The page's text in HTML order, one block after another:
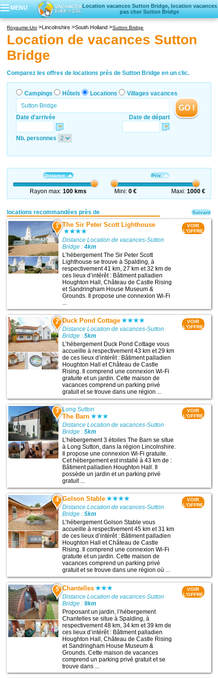
MENU
Location vacances Sutton Bridge, location vacances
pas cher Sutton Bridge
Locations vacances
Royaume-Uni Lincolnshire South Holland Sutton Bridge
Location de vacances Sutton
Bridge
Comparez les offres de locations près de Sutton Bridge en un clic.
Campings Hôtels Locations Villages vacances
Date d'arrivée Date de départ
GO !
Nb. personnes
Distance
Rayon max:100 kms
Prix
Mini:0 € Maxi: 1000 €
locations recommandées près de
1 The Sir Peter Scott Lighthouse
Distance Location de vacances-Sutton
Bridge :4km
L’hébergement The Sir Peter Scott
Lighthouse se trouve à Spalding, à
respectivement 41 km, 27 km et 32 km de
ces lieux d’intérêt : Bâtiment palladien
Houghton Hall, Château de Castle Rising
et Sandringham House Museum &
Grounds. Il propose une connexion Wi-Fi
...
VOIR
L'OFFRE
2 Duck Pond Cottage
Distance Location de vacances-Sutton
Bridge :5km
L’hébergement Duck Pond Cottage vous
accueille à respectivement 43 km et 29 km
de ces lieux d’intérêt : Bâtiment palladien
Houghton Hall et Château de Castle
Rising. Il comprend une connexion Wi-Fi
gratuite et un jardin. Cette maison de
vacances comprend un parking privé
gratuit et se trouve dans une région ...
VOIR
L'OFFRE
3 Long Sutton
The Barn
Distance Location de vacances-Sutton
Bridge :5km
L’hébergement 3 étoiles The Barn se situe
à Long Sutton, dans la région Lincolnshire.
Il propose une connexion Wi-Fi gratuite.
Cet hébergement est installé à 43 km de :
Bâtiment palladien Houghton Hall. Il
possède un jardin et un parking privé
gratuit ...
VOIR
L'OFFRE
4 Golson Stable
Distance Location de vacances-Sutton
Bridge :5km
L’hébergement Golson Stable vous
accueille à respectivement 45 km et 31 km
de ces lieux d’intérêt : Bâtiment palladien
Houghton Hall et Château de Castle
Rising. Il comprend une connexion Wi-Fi
gratuite et un jardin. Cette maison de
vacances comprend un parking privé
gratuit et se trouve dans une région où ...
VOIR
L'OFFRE
5 Chantelles
Distance Location de vacances-Sutton
Bridge :9km
Proposant un jardin, l’hébergement
Chantelles se situe à Spalding, à
respectivement 48 km, 34 km et 39 km de
ces lieux d’intérêt : Bâtiment palladien
Houghton Hall, Château de Castle Rising
et Sandringham House Museum &
Grounds. Cette maison de vacances
comprend un parking privé gratuit et se
trouve dans ...
VOIR
L'OFFRE
Suivant